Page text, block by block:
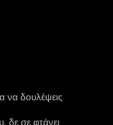
να δουλέψεις
δε σε φτάνει